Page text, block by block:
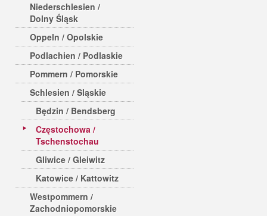
Niederschlesien /
Dolny Śląsk
Oppeln / Opolskie
Podlachien / Podlaskie
Pommern / Pomorskie
Schlesien / Sląskie
Będzin / Bendsberg
Częstochowa /
Tschenstochau
Gliwice / Gleiwitz
Katowice / Kattowitz
Westpommern /
Zachodniopomorskie